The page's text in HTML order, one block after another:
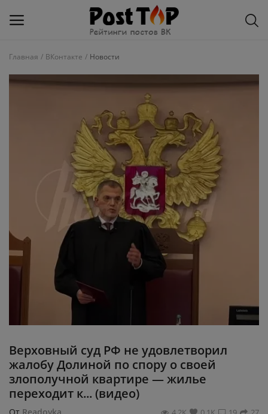
Статьи, обзоры
Войти
Регистрация
Главная ВКонтакте Новости
Верховный суд РФ не удовлетворил
жалобу Долиной по спору о своей
злополучной квартире — жилье
переходит к... (видео)